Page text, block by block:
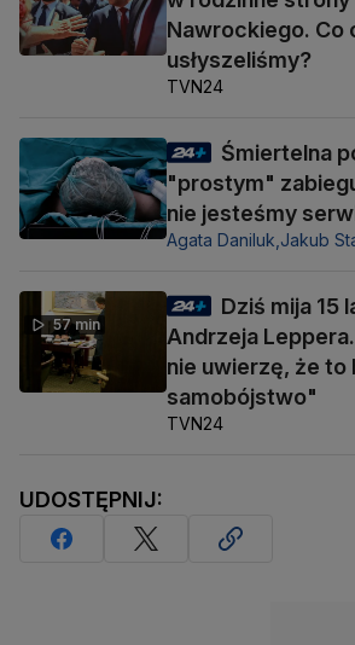
Nawrockiego. Co
usłyszeliśmy?
TVN24
Śmiertelna
"prostym"
nie jesteśmy
Agata Daniluk, Jakub
57 min
Dziś mija 15
Andrzeja
nie uwierzę, że to
samobójstwo"
TVN24
UDOSTĘPNIJ: